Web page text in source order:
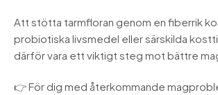
Att stötta tarmfloran genom en fiberrik
probiotiska livsmedel eller särskilda
därför vara ett viktigt steg mot bättre
👉 För dig med återkommande